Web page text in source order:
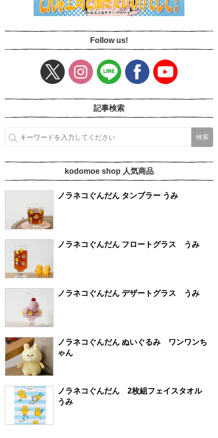
Follow us!
記事検索
kodomoe shop 人気商品
ノラネコぐんだん タンブラー うみ
ノラネコぐんだん フロートグラス うみ
ノラネコぐんだん デザートグラス うみ
ノラネコぐんだん ぬいぐるみ ワンワンち
ゃん
ノラネコぐんだん 2枚組フェイスタオル
うみ